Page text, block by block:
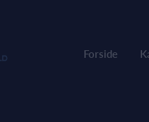
Forside